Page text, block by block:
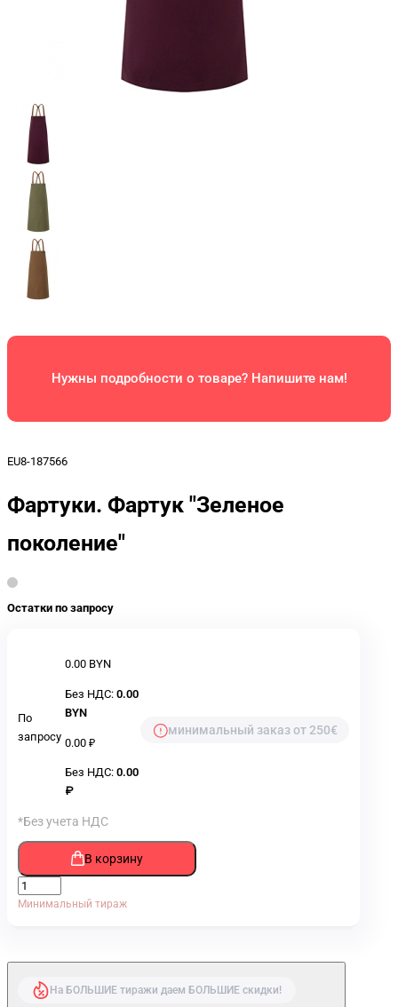
Нужны подробности о товаре? Напишите нам!
EU8-187566
Фартуки. Фартук "Зеленое
поколение"
Остатки по запросу
По
запросу
0.00 BYN
Без НДС: 0.00
BYN
0.00 ₽
Без НДС: 0.00
₽
минимальный заказ от 250€
*Без учета НДС
В корзину
Минимальный тираж
На БОЛЬШИЕ тиражи даем БОЛЬШИЕ скидки!